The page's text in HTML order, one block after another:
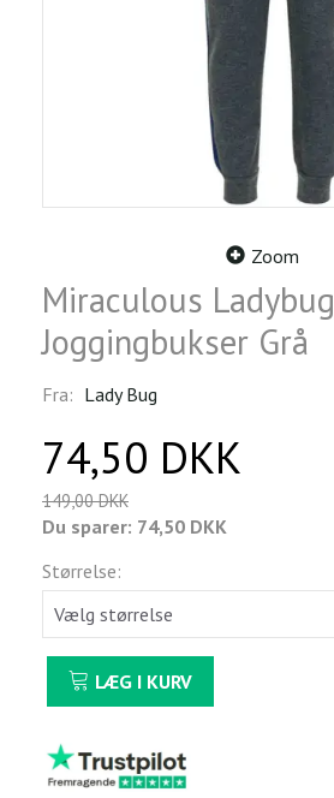
Zoom
Miraculous Ladybug
Joggingbukser Grå
Fra: Lady Bug
74,50 DKK
149,00 DKK
Du sparer: 74,50 DKK
Størrelse:
LÆG I KURV